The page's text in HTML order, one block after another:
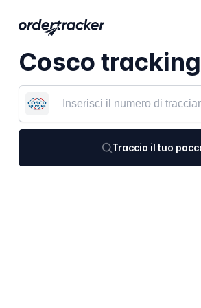
Cosco tracking
Traccia il tuo